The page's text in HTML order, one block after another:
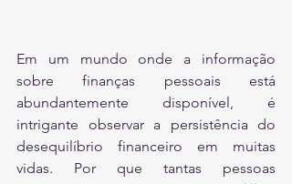
Em um mundo onde a informação
sobre finanças pessoais está
abundantemente disponível, é
intrigante observar a persistência do
desequilíbrio financeiro em muitas
vidas. Por que tantas pessoas